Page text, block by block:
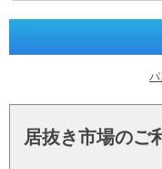
居抜き市場のご